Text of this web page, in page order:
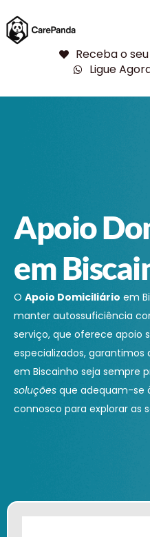
Receba o
Ligue
Apoio
em
O Apoio Domiciliário em
manter autossuficiência
serviço, que oferece apoio
especializados, garantimos
em Biscainho seja sempre
soluções que adequam-se
connosco para explorar as